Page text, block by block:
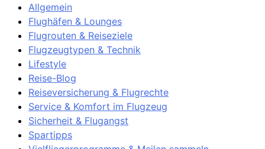
Allgemein
Flughäfen & Lounges
Flugrouten & Reiseziele
Flugzeugtypen & Technik
Lifestyle
Reise-Blog
Reiseversicherung & Flugrechte
Service & Komfort im Flugzeug
Sicherheit & Flugangst
Spartipps